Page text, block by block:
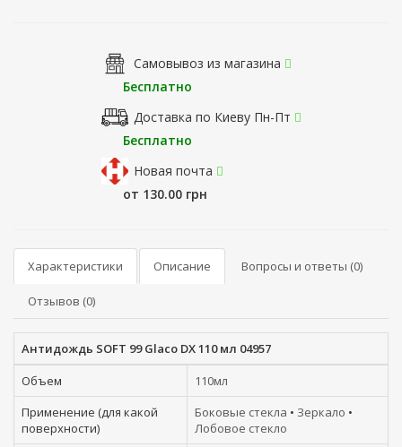
Самовывоз из магазина
Бесплатно
Доставка по Киеву Пн-Пт
Бесплатно
Новая почта
от 130.00 грн
Характеристики Описание Вопросы и ответы (0)
Отзывов (0)
Антидождь SOFT 99 Glaco DX 110 мл 04957
Объем
110мл
Применение (для какой
поверхности)
Боковые стекла • Зеркало •
Лобовое стекло